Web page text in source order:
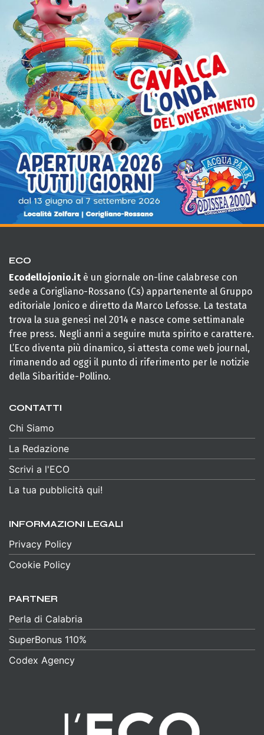
ECO
Ecodellojonio.it è un giornale on-line calabrese con
sede a Corigliano-Rossano (Cs) appartenente al Gruppo
editoriale Jonico e diretto da Marco Lefosse. La testata
trova la sua genesi nel 2014 e nasce come settimanale
free press. Negli anni a seguire muta spirito e carattere.
L’Eco diventa più dinamico, si attesta come web journal,
rimanendo ad oggi il punto di riferimento per le notizie
della Sibaritide-Pollino.
CONTATTI
Chi Siamo
La Redazione
Scrivi a l'ECO
La tua pubblicità qui!
INFORMAZIONI LEGALI
Privacy Policy
Cookie Policy
PARTNER
Perla di Calabria
SuperBonus 110%
Codex Agency